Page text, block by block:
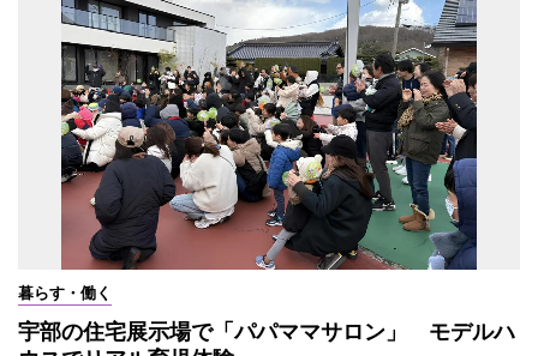
暮らす・働く
宇部の住宅展示場で「パパママサロン」 モデルハ